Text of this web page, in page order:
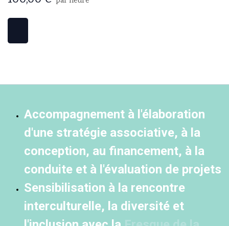
Accompagnement à l'élaboration
d'une stratégie associative, à la
conception, au financement, à la
conduite et à l'évaluation de projets
Sensibilisation à la rencontre
interculturelle, la diversité et